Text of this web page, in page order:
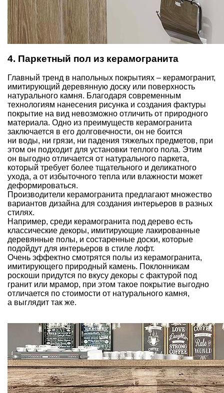
4. Паркетный пол из керамогранита
Главный тренд в напольных покрытиях – керамогранит,
имитирующий деревянную доску или поверхность
натурального камня. Благодаря современным
технологиям нанесения рисунка и создания фактуры
покрытие на вид невозможно отличить от природного
материала. Одно из преимуществ керамогранита
заключается в его долговечности, он не боится
ни воды, ни грязи, ни падения тяжелых предметов, при
этом он подходит для установки теплого пола. Этим
он выгодно отличается от натурального паркета,
который требует более тщательного и деликатного
ухода, а от избыточного тепла или влажности может
деформироваться.
Производители керамогранита предлагают множество
вариантов дизайна для создания интерьеров в разных
стилях.
Например, среди керамогранита под дерево есть
классические декоры, имитирующие лакированные
деревянные полы, и состаренные доски, которые
подойдут для интерьеров в стиле лофт.
Очень эффектно смотрятся полы из керамогранита,
имитирующего природный камень. Поклонникам
роскоши придутся по вкусу декоры с фактурой под
гранит или мрамор, при этом такое покрытие выгодно
отличается по стоимости от натурального камня,
а выглядит так же.